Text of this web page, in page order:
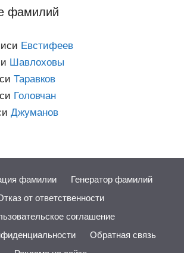
фамилий
Евстифеев
Шавлоховы
Таравков
Головчан
Джуманов
фамилии
Генератор фамилий
от ответственности
соглашение
Обратная связь